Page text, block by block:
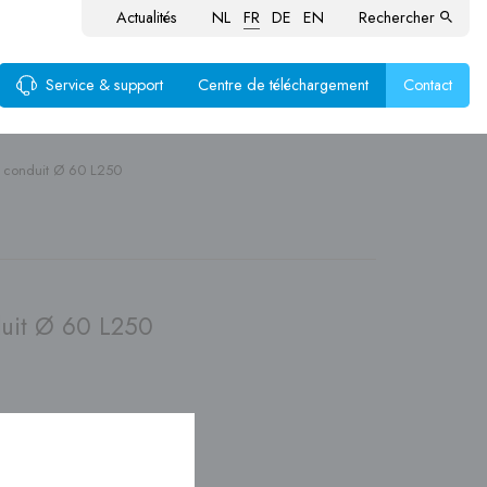
Actualités NL FR DE EN Rechercher
Service & support Centre de téléchargement Contact
conduit Ø 60 L250
Ø 60 L250